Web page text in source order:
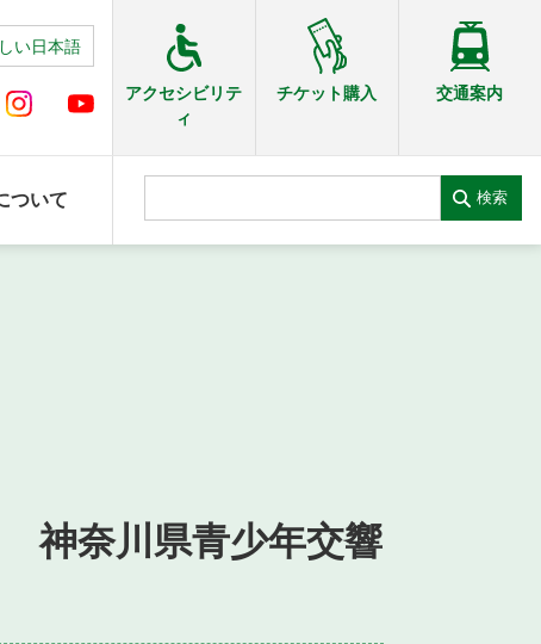
い日本語
アクセシビリテ
ィ
チケット購入 交通案内
ついて 検索
神奈川県青少年交響